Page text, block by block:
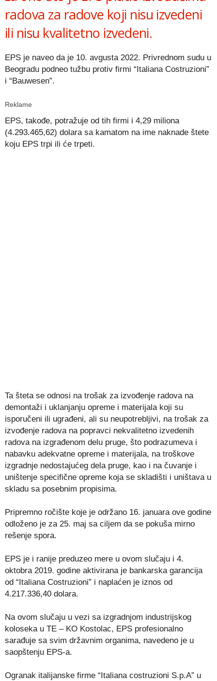
radova za radove koji nisu izvedeni
ili nisu kvalitetno izvedeni.
EPS je naveo da je 10. avgusta 2022. Privrednom sudu u
Beogradu podneo tužbu protiv firmi “Italiana Costruzioni”
i “Bauwesen”.
Reklame
EPS, takođe, potražuje od tih firmi i 4,29 miliona
(4.293.465,62) dolara sa kamatom na ime naknade štete
koju EPS trpi ili će trpeti.
Ta šteta se odnosi na trošak za izvođenje radova na
demontaži i uklanjanju opreme i materijala koji su
isporučeni ili ugrađeni, ali su neupotrebljivi, na trošak za
izvođenje radova na popravci nekvalitetno izvedenih
radova na izgrađenom delu pruge, što podrazumeva i
nabavku adekvatne opreme i materijala, na troškove
izgradnje nedostajućeg dela pruge, kao i na čuvanje i
uništenje specifične opreme koja se skladišti i uništava u
skladu sa posebnim propisima.
Pripremno ročište koje je održano 16. januara ove godine
odloženo je za 25. maj sa ciljem da se pokuša mirno
rešenje spora.
EPS je i ranije preduzeo mere u ovom slučaju i 4.
oktobra 2019. godine aktivirana je bankarska garancija
od “Italiana Costruzioni” i naplaćen je iznos od
4.217.336,40 dolara.
Na ovom slučaju u vezi sa izgradnjom industrijskog
koloseka u TE – KO Kostolac, EPS profesionalno
sarađuje sa svim državnim organima, navedeno je u
saopštenju EPS-a.
Ogranak italijanske firme “Italiana costruzioni S.p.A” u